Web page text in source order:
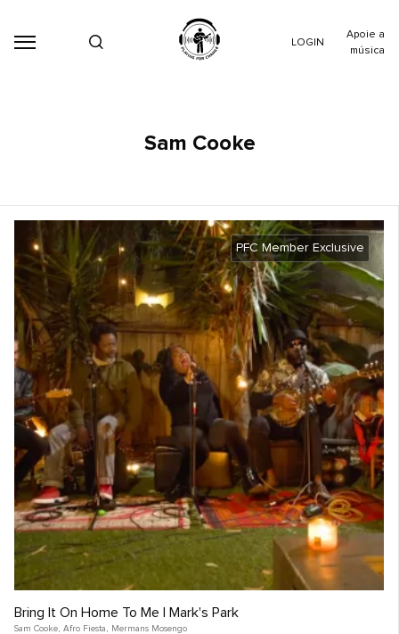
LOGIN
Apoie a
música
Sam Cooke
PFC Member Exclusive
Bring It On Home To Me | Mark's Park
Sam Cooke, Afro Fiesta , Mermans Mosengo